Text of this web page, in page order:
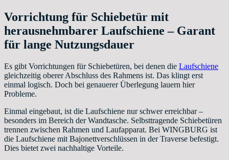
Vorrichtung für Schiebetür mit
herausnehmbarer Laufschiene – Garant
für lange Nutzungsdauer
Es gibt Vorrichtungen für Schiebetüren, bei denen die Laufschiene
gleichzeitig oberer Abschluss des Rahmens ist. Das klingt erst
einmal logisch. Doch bei genauerer Überlegung lauern hier
Probleme.
Einmal eingebaut, ist die Laufschiene nur schwer erreichbar –
besonders im Bereich der Wandtasche. Selbsttragende Schiebetüren
trennen zwischen Rahmen und Laufapparat. Bei WINGBURG ist
die Laufschiene mit Bajonettverschlüssen in der Traverse befestigt.
Dies bietet zwei nachhaltige Vorteile.